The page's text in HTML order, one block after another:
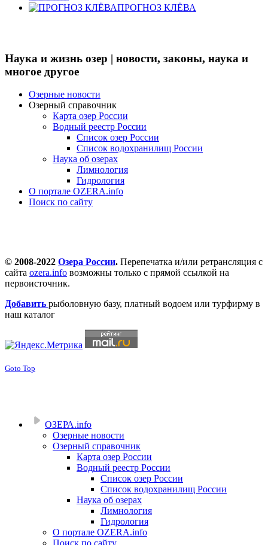
ПРОГНОЗ КЛЁВА
Наука и жизнь озер | новости, законы, наука и
многое другое
Озерные новости
Озерный справочник
Карта озер России
Водный реестр России
Список озер России
Список водохранилищ России
Наука об озерах
Лимнология
Гидрология
О портале OZERA.info
Поиск по сайту
© 2008-2022 Озера России. Перепечатка и/или ретрансляция с
сайта ozera.info возможны только с прямой ссылкой на
первоисточник.
Добавить рыболовную базу, платный водоем или турфирму в
наш каталог
Goto Top
ОЗЕРА.info
Озерные новости
Озерный справочник
Карта озер России
Водный реестр России
Список озер России
Список водохранилищ России
Наука об озерах
Лимнология
Гидрология
О портале OZERA.info